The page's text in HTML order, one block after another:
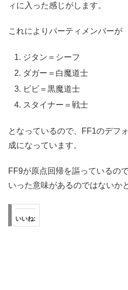
ィに入った感じがします。
これによりパーティメンバーが
ジタン＝シーフ
ダガー＝白魔道士
ビビ＝黒魔道士
スタイナー＝戦士
となっているので、FF1のデフ
成になっています。
FF9が原点回帰を謳っているの
いった意味があるのではないか
いいね: